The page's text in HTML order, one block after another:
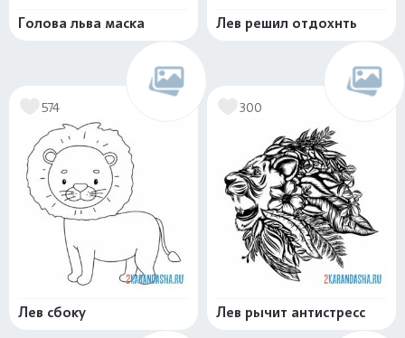
Голова льва маска Лев решил отдохнть
574
Лев сбоку
300
Лев рычит антистресс